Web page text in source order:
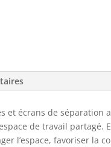
et écrans de séparation
de travail
l’espace, favoriser